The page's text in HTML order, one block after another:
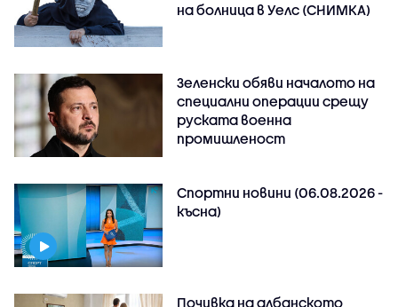
на болница в Уелс (СНИМКА)
Зеленски обяви началото на
специални операции срещу
руската военна
промишленост
Спортни новини (06.08.2026 -
късна)
Почивка на албанското